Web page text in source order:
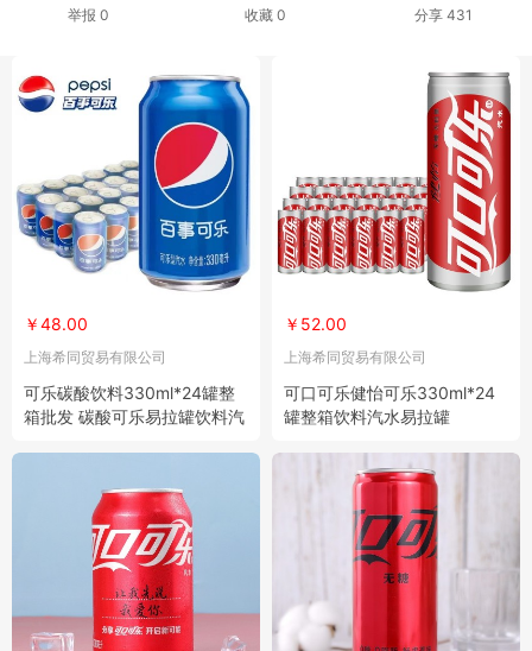
举报 0 收藏 0 分享 431
￥48.00
上海希同贸易有限公司
可乐碳酸饮料330ml*24罐整
箱批发 碳酸可乐易拉罐饮料汽
￥52.00
上海希同贸易有限公司
可口可乐健怡可乐330ml*24
罐整箱饮料汽水易拉罐